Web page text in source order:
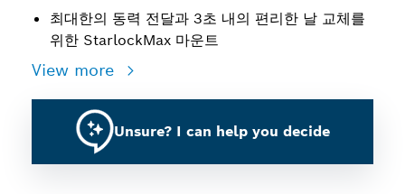
최대한의 동력 전달과 3초 내의 편리한 날 교체를
위한 StarlockMax 마운트
View more
Unsure? I can help you decide